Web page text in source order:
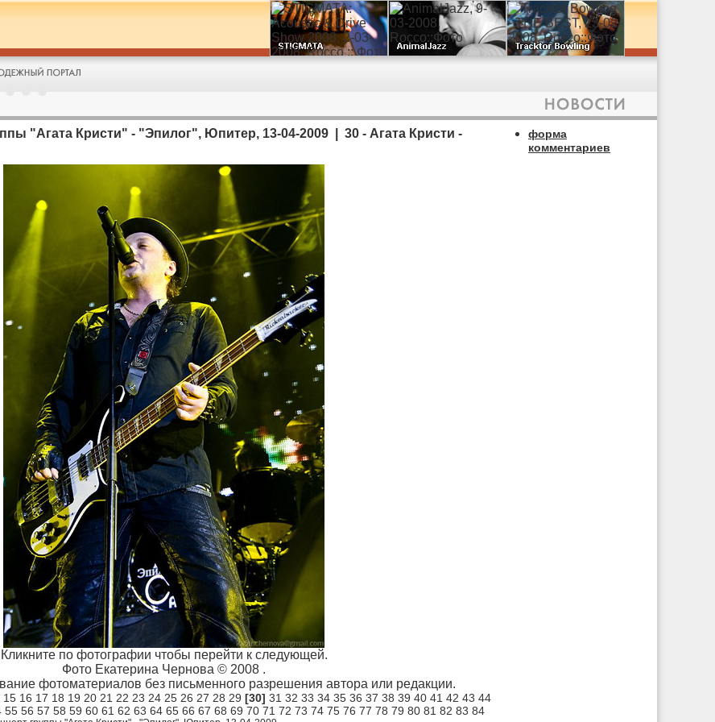
"Агата Кристи" - "Эпилог", Юпитер, 13-04-2009 | 30 - Агата Кристи -
Кликните по фотографии чтобы перейти к следующей.
Фото Екатерина Чернова © 2008 .
фотоматериалов без письменного разрешения автора или редакции.
15 16 17 18 19 20 21 22 23 24 25 26 27 28 29 [30] 31 32 33 34 35 36 37 38 39 40 41 42 43 44
55 56 57 58 59 60 61 62 63 64 65 66 67 68 69 70 71 72 73 74 75 76 77 78 79 80 81 82 83 84
форма
комментариев